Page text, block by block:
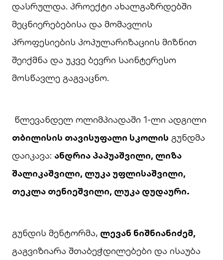
დასრულდა. პროექტი ახალგაზრდებში
მეცნიერებებისა და მომავლის
პროფესიების პოპულარიზაციის მიზნით
შეიქმნა და უკვე ბევრი საინტერესო
მოსწავლე გაგვაცნო.
წლევანდელ ოლიმპიადაში 1-ლი ადგილი
თბილისის თავისუფალი სკოლის გუნდმა
დაიკავა: ანდრია პაპუაშვილი, ლიზა
შალიკაშვილი, ლუკა უფლისაშვილი,
თეკლა თენიეშვილი, ლუკა დუდაური.
გუნდის მენტორმა, ლევან ნიშნიანიძემ,
გაგვიზიარა შთაბეჭდილებები და ისაუბა